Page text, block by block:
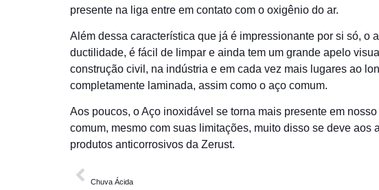
presente na liga entre em contato com o oxigênio do ar.
Além dessa característica que já é impressionante por si só, o
ductilidade, é fácil de limpar e ainda tem um grande apelo
construção civil, na indústria e em cada vez mais lugares ao
completamente laminada, assim como o aço comum.
Aos poucos, o Aço inoxidável se torna mais presente em
comum, mesmo com suas limitações, muito disso se deve
produtos anticorrosivos da Zerust.
Chuva Ácida